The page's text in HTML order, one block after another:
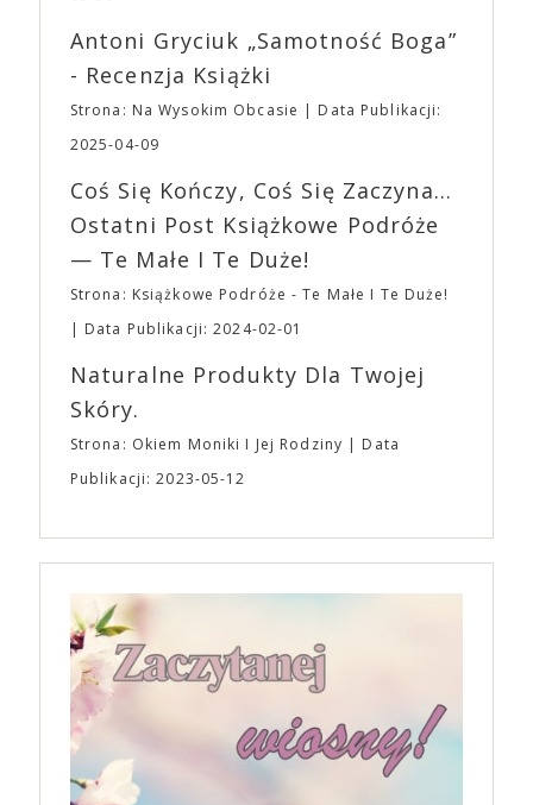
(„Joker”, „Ona”) w swojej najbardziej zaskakującej
roli. Twórca kultowych „Dziedzictwo. Hereditary” i
„Midsommar. W biały dzień” zrealizował najbardziej
osobisty film, który pozwolił mu w pełni podzielić
się z widzami swoimi lękami, wizją świata, a przede
„Bo się boi” w kinach od 21 kwietnia.
Wystawców i Obsługi. Na terenie hali nie zabraknie
Waszych ulubionych Wystawców serwujących
napoje oraz drobne przekąski a przed halą
planujemy Strefę FoodTrucków. Życzymy Wam
fantastycznego czasu oczekiwania na nadchodzącą
EXPO XXI!
Antoni Gryciuk „Samotność Boga”
- Recenzja Książki
Strona: Na Wysokim Obcasie
Data Publikacji:
2025-04-09
Coś Się Kończy, Coś Się Zaczyna...
Ostatni Post Książkowe Podróże
— Te Małe I Te Duże!
Strona: Książkowe Podróże - Te Małe I Te Duże!
Data Publikacji: 2024-02-01
Naturalne Produkty Dla Twojej
Skóry.
Strona: Okiem Moniki I Jej Rodziny
Data
Publikacji: 2023-05-12